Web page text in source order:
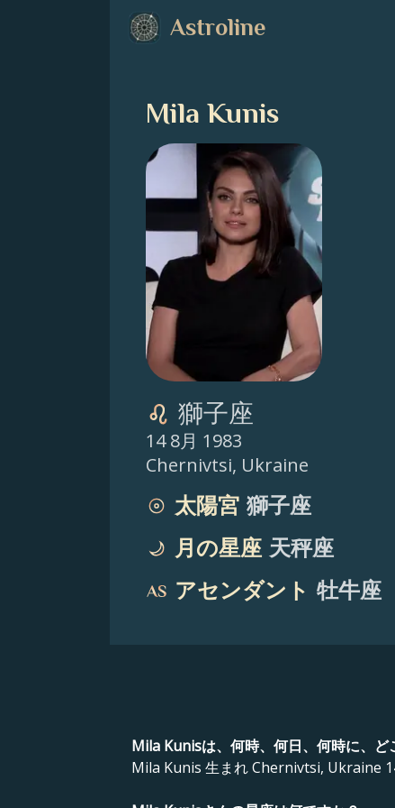
Astroline
Mila Kunis
獅子座
14 8月 1983
Chernivtsi, Ukraine
太陽宮 獅子座
月の星座 天秤座
アセンダント 牡牛座
Mila Kunisは、何時、何日、何時に、ど
Mila Kunis 生まれ Chernivtsi, Ukraine